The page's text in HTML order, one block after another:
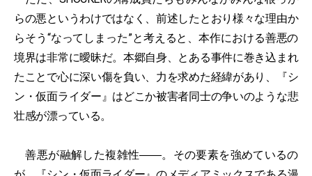
らの悪というわけではなく、前述したとおり様々な理由か
らそう“なってしまった”と考えると、本作における善悪の
境界は非常に曖昧だ。本郷自身、とある事件に巻き込まれ
たことで心に深い傷を負い、力を求めた経緯があり、『シ
ン・仮面ライダー』はどこか被害者同士の争いのような悲
壮感が漂っている。
善悪が融解した複雑性――。その要素を強めているの